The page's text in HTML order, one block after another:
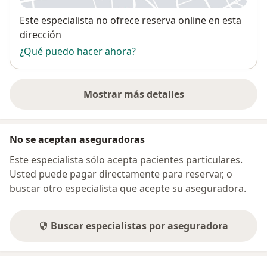
Disponibilidad
Este especialista no ofrece reserva online en esta
dirección
¿Qué puedo hacer ahora?
Mostrar más detalles
sobre la dirección
No se aceptan aseguradoras
Este especialista sólo acepta pacientes particulares.
Usted puede pagar directamente para reservar, o
buscar otro especialista que acepte su aseguradora.
Buscar especialistas por aseguradora